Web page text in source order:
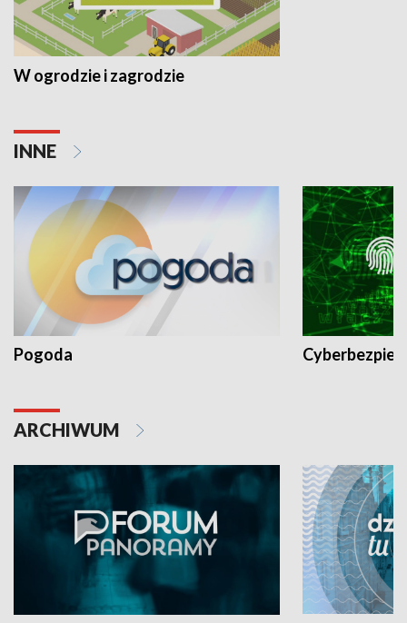
W ogrodzie i zagrodzie
INNE
Pogoda
ARCHIWUM